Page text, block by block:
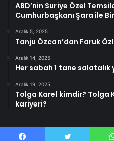
ABD’nin Suriye Özel
Cumhurbaşkanı Şara ile
Aralık 5, 2025
Tanju Özcan’dan Faruk
Aralık 14, 2025
Her sabah 1 tane
Aralık 19, 2025
Tolga Karel kimdir? Tolga
kariyeri?